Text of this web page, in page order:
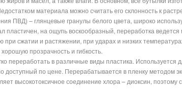
материала можно считать его склонность к
ПВД) – глянцевые гранулы белого цвета, широко
пластичен, на ощупь воскообразный, переработка
при сжатии и растяжении, при ударах и низких
прозрачность и гибкость.
переработать в различные виды пластика. Используется
доступный по цене. Перерабатывается в пленку методом
высокотоксичное соединение хлора – диоксин,